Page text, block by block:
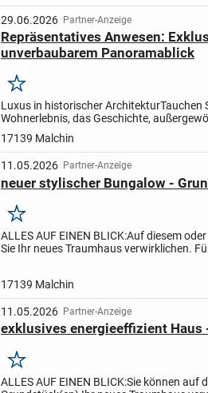
29.06.2026 Partner-Anzeige
Repräsentatives Anwesen:
unverbaubarem Panoramablick
Merken
Luxus in historischer ArchitekturTauchen
Wohnerlebnis, das Geschichte,
Luxus auf sieben Etagen vereint. Dieser
17139 Malchin
11.05.2026 Partner-Anzeige
neuer stylischer Bungalow -
Merken
ALLES AUF EINEN BLICK:Auf diesem
Sie Ihr neues Traumhaus verwirklichen.
17139 Malchin
11.05.2026 Partner-Anzeige
exklusives energieeffizient Haus
Merken
ALLES AUF EINEN BLICK:Sie können auf